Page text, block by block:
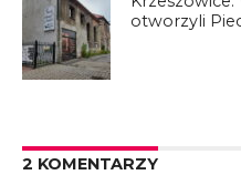
otworzyli
2 KOMENTARZY